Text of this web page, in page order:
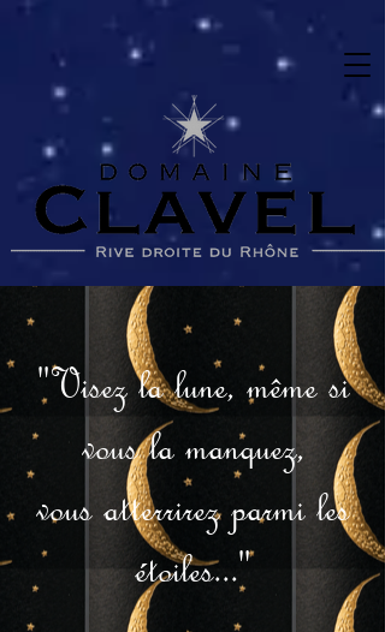
"Visez la lune, même si
vous la manquez,
vous atterrirez parmi les
étoiles..."